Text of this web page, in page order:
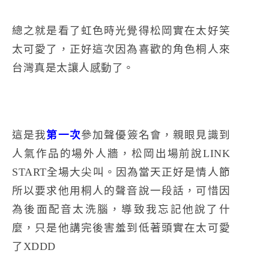
總之就是看了虹色時光覺得松岡實在太好笑
太可愛了，正好這次因為喜歡的角色桐人來
台灣真是太讓人感動了。
這是我第一次參加聲優簽名會，親眼見識到
人氣作品的場外人牆，松岡出場前說LINK
START全場大尖叫。因為當天正好是情人節
所以要求他用桐人的聲音說一段話，可惜因
為後面配音太洗腦，導致我忘記他說了什
麼，只是他講完後害羞到低著頭實在太可愛
了XDDD